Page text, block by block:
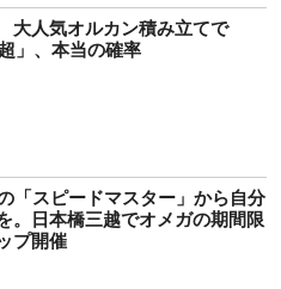
人気オルカン積み立てで
」、本当の確率
「スピードマスター」から自分
。日本橋三越でオメガの期間限
プ開催